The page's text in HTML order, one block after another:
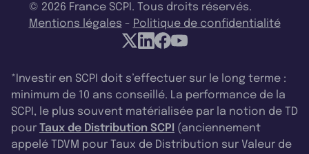
© 2026 France SCPI. Tous droits réservés.
Mentions légales - Politique de confidentialité
*Investir en SCPI doit s’effectuer sur le long terme :
minimum de 10 ans conseillé. La performance de la
SCPI, le plus souvent matérialisée par la notion de TD
pour Taux de Distribution SCPI (anciennement
appelé TDVM pour Taux de Distribution sur Valeur de